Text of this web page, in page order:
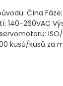
Čína
140-260VAC
ISO/
kusů/kusů za